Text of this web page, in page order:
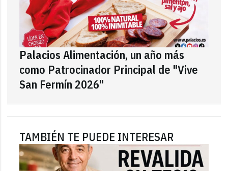
Palacios Alimentación, un año más
como Patrocinador Principal de "Vive
San Fermín 2026"
TAMBIÉN TE PUEDE INTERESAR